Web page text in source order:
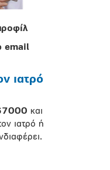
email
ιατρό
και
ιατρό ή